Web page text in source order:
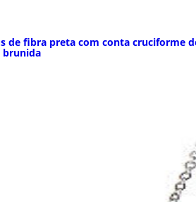
de fibra preta com conta cruciforme
brunida